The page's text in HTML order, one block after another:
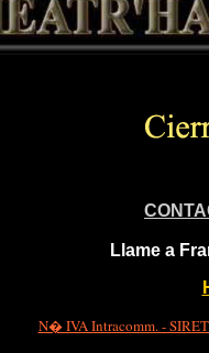
Llame a
N� IVA Intracomm. -